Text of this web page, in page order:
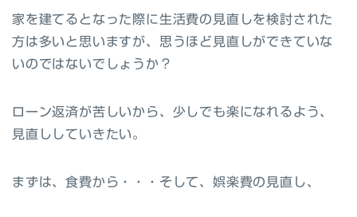
家を建てるとなった際に生活費の見直しを検討された
方は多いと思いますが、思うほど見直しができていな
いのではないでしょうか？
ローン返済が苦しいから、少しでも楽になれるよう、
見直ししていきたい。
まずは、食費から・・・そして、娯楽費の見直し、